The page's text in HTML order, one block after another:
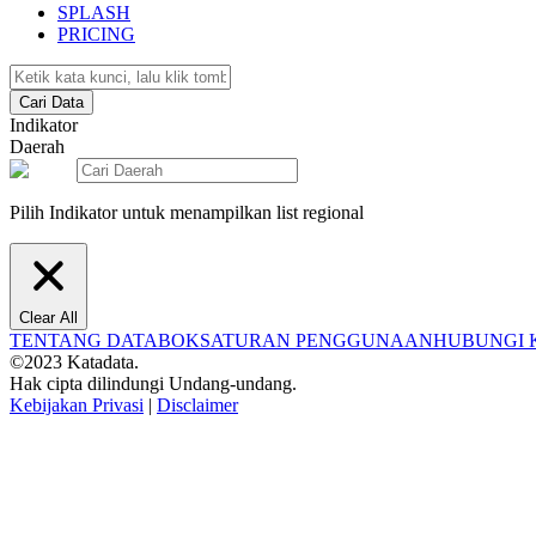
SPLASH
PRICING
Cari Data
Indikator
Daerah
Pilih Indikator untuk menampilkan list regional
Clear All
TENTANG DATABOKSATURAN PENGGUNAANHUBUNGI
©2023 Katadata.
Hak cipta dilindungi Undang-undang.
Kebijakan Privasi | Disclaimer